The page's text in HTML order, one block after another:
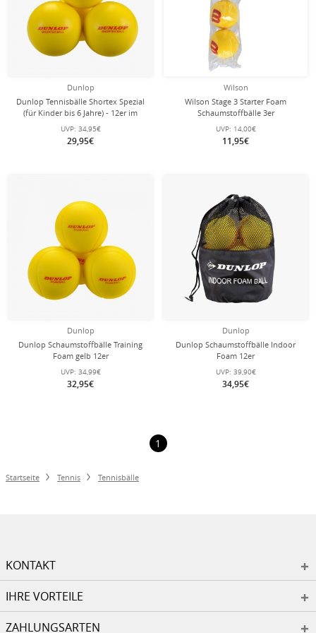
Dunlop
Dunlop Tennisbälle Shortex Spezial
(für Kinder bis 6 Jahre) - 12er im
Beutel
UVP: 34,95€
29,95€
Wilson
Wilson Stage 3 Starter Foam
Schaumstoffbälle 3er
UVP: 14,00€
11,95€
Dunlop
Dunlop Schaumstoffbälle Training
Foam gelb 12er
UVP: 34,99€
32,95€
Dunlop
Dunlop Schaumstoffbälle Indoor
Foam 12er
UVP: 39,90€
34,95€
1
Startseite Tennis Tennisbälle
KONTAKT
IHRE VORTEILE
ZAHLUNGSARTEN